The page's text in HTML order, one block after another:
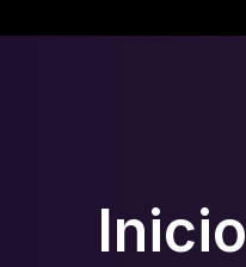
Inicio